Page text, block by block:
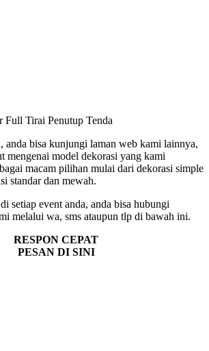
Full Tirai Penutup Tenda
anda bisa kunjungi laman web kami lainnya,
mengenai model dekorasi yang kami
macam pilihan mulai dari dekorasi simple
standar dan mewah.
setiap event anda, anda bisa hubungi
melalui wa, sms ataupun tlp di bawah ini.
RESPON CEPAT
PESAN DI SINI